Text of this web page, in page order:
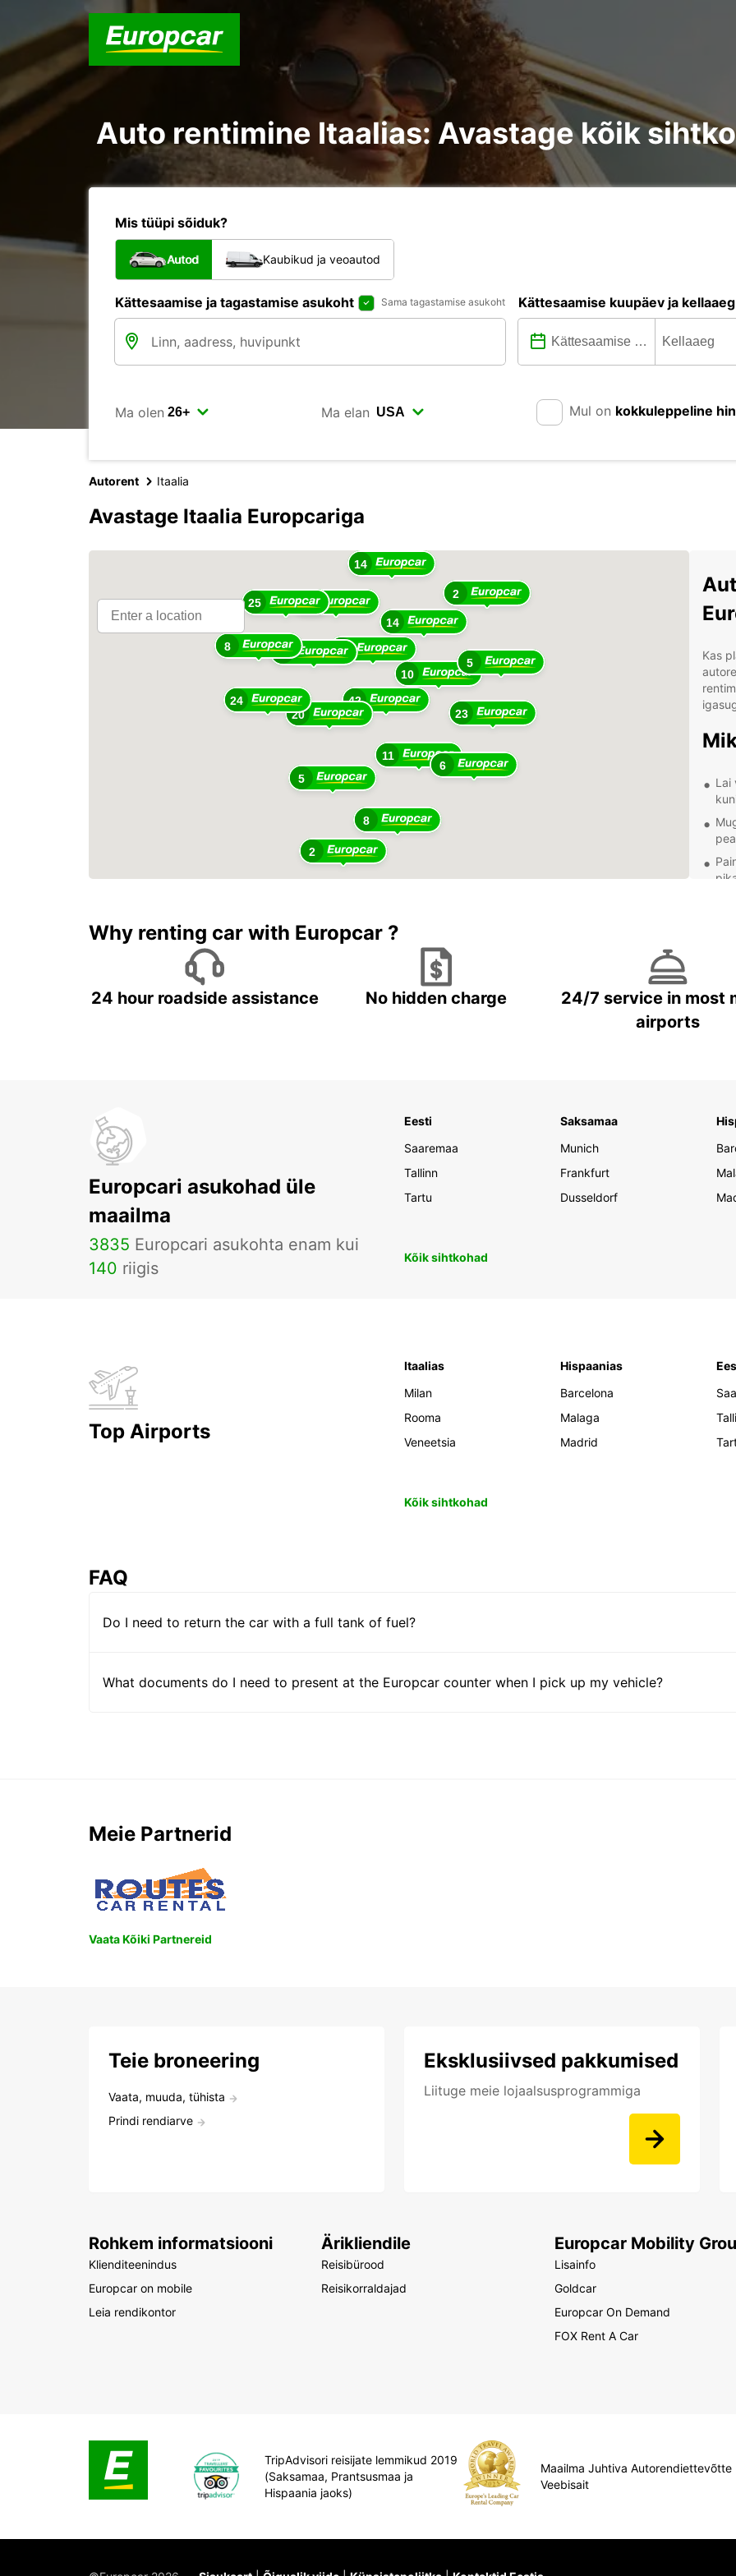
Auto rentimine Itaalias: Avastage kõik
Mis tüüpi sõiduk?
Autod Kaubikud ja veoautod
Kättesaamise ja tagastamise asukoht Sama tagastamise asukoht Kättesaamise kuupäev ja kellaaeg
Ma olen Ma elan Mul on kokkuleppeline
Autorent Itaalia
Avastage Itaalia Europcariga
42
11
20
10
28
5
14
46
6
23
8
57
5
24
14
8
25
2
2
Kas
Lai
Why renting car with Europcar ?
24 hour roadside assistance No hidden charge
24/7 service in most
airports
Europcari asukohad üle
maailma
3835 Europcari asukohta enam kui
140 riigis
Eesti
Saaremaa
Tallinn
Tartu
Saksamaa
Munich
Frankfurt
Dusseldorf
Kõik sihtkohad
Top Airports
Itaalias
Milan
Rooma
Veneetsia
Hispaanias
Barcelona
Malaga
Madrid
Kõik sihtkohad
FAQ
Do I need to return the car with a full tank of fuel?
What documents do I need to present at the Europcar counter when I pick up my vehicle?
Meie Partnerid
Vaata Kõiki Partnereid
Teie broneering
Vaata, muuda, tühista
Prindi rendiarve
Eksklusiivsed pakkumised
Liituge meie lojaalsusprogrammiga
Rohkem informatsiooni
Klienditeenindus
Europcar on mobile
Leia rendikontor
Ärikliendile
Reisibürood
Reisikorraldajad
Europcar Mobility
Lisainfo
Goldcar
Europcar On Demand
FOX Rent A Car
TripAdvisori reisijate lemmikud 2019
(Saksamaa, Prantsusmaa ja
Hispaania jaoks)
Maailma Juhtiva Autorendiettevõtte
Veebisait